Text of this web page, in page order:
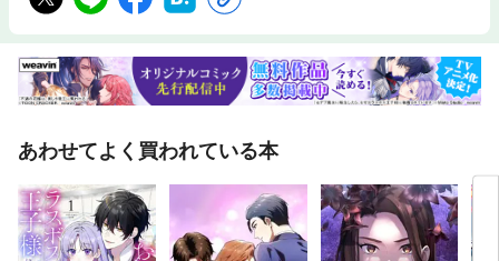
あわせてよく買われている本